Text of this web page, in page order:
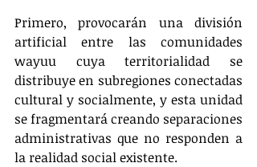
Primero, provocarán una división
artificial entre las comunidades
wayuu cuya territorialidad se
distribuye en subregiones conectadas
cultural y socialmente, y esta unidad
se fragmentará creando separaciones
administrativas que no responden a
la realidad social existente.